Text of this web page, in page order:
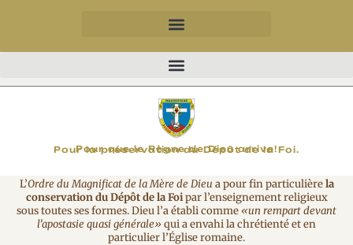
Pour la préservation du Dépôt de la Foi.
Pour que le Règne de Dieu arrive!
MAGNIFICAT
L’Ordre du Magnificat de la Mère de Dieu a pour fin particulièrela
conservation du Dépôt de la Foipar l’enseignement religieux
sous toutes ses formes. Dieu l’a établi comme «un rempart devant
l’apostasie quasi générale» qui a envahi la chrétienté et en
particulier l’Église romaine.